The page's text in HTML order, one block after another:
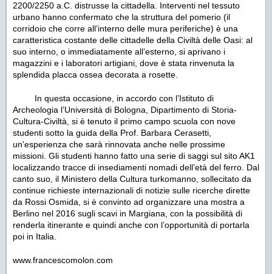
2200/2250 a.C. distrusse la cittadella. Interventi nel tessuto
urbano hanno confermato che la struttura del pomerio (il
corridoio che corre all’interno delle mura periferiche) è una
caratteristica costante delle cittadelle della Civiltà delle Oasi: al
suo interno, o immediatamente all’esterno, si aprivano i
magazzini e i laboratori artigiani, dove è stata rinvenuta la
splendida placca ossea decorata a rosette.
In questa occasione, in accordo con l’Istituto di
Archeologia l’Università di Bologna, Dipartimento di Storia-
Cultura-Civiltà, si è tenuto il primo campo scuola con nove
studenti sotto la guida della Prof. Barbara Cerasetti,
un'esperienza che sarà rinnovata anche nelle prossime
missioni. Gli studenti hanno fatto una serie di saggi sul sito AK1
localizzando tracce di insediamenti nomadi dell’età del ferro. Dal
canto suo, il Ministero della Cultura turkomanno, sollecitato da
continue richieste internazionali di notizie sulle ricerche dirette
da Rossi Osmida, si è convinto ad organizzare una mostra a
Berlino nel 2016 sugli scavi in Margiana, con la possibilità di
renderla itinerante e quindi anche con l’opportunità di portarla
poi in Italia.
www.francescomolon.com